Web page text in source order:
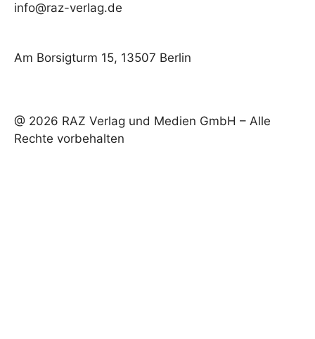
info@raz-verlag.de
Am Borsigturm 15, 13507 Berlin
@ 2026 RAZ Verlag und Medien GmbH – Alle
Rechte vorbehalten